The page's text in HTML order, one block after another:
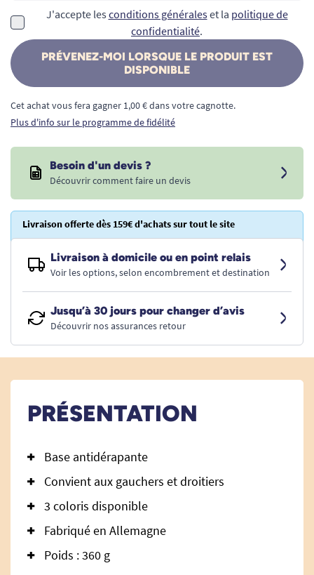
J'accepte les conditions généraleset la politique de
confidentialité.
PRÉVENEZ-MOI LORSQUE LE PRODUIT EST
DISPONIBLE
Cet achat vous fera gagner 1,00 € dans votre cagnotte.
Plus d'info sur le programme de fidélité
Besoin d'un devis ?
Découvrir comment faire un devis
Livraison offerte dès 159€ d'achats sur tout le site
Livraison à domicile ou en point relais
Voir les options, selon encombrement et destination
Jusqu’à 30 jours pour changer d’avis
Découvrir nos assurances retour
PRÉSENTATION
Base antidérapante
Convient aux gauchers et droitiers
3 coloris disponible
Fabriqué en Allemagne
Poids : 360 g